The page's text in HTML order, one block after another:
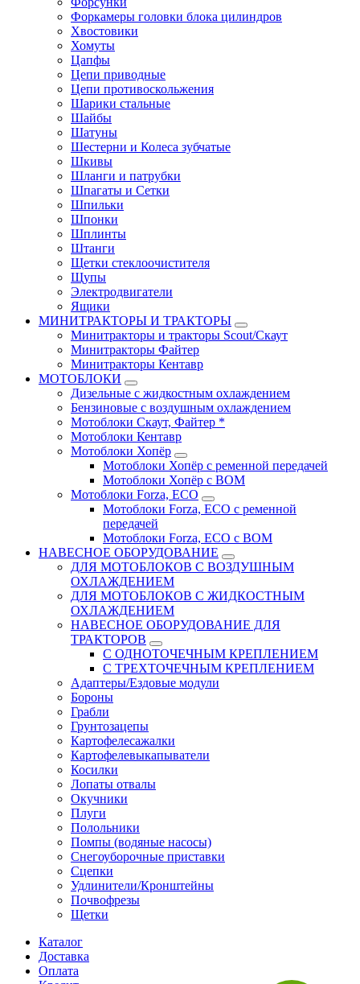
Форкамеры головки блока цилиндров
Хвостовики
Хомуты
Цапфы
Цепи приводные
Цепи противоскольжения
Шарики стальные
Шайбы
Шатуны
Шестерни и Колеса зубчатые
Шкивы
Шланги и патрубки
Шпагаты и Сетки
Шпильки
Шпонки
Шплинты
Штанги
Щетки стеклоочистителя
Щупы
Электродвигатели
Ящики
МИНИТРАКТОРЫ И ТРАКТОРЫ
Минитракторы и тракторы Scout/Скаут
Минитракторы Файтер
Минитракторы Кентавр
МОТОБЛОКИ
Дизельные с жидкостным охлаждением
Бензиновые с воздушным охлаждением
Мотоблоки Скаут, Файтер *
Мотоблоки Кентавр
Мотоблоки Хопёр
Мотоблоки Хопёр с ременной передачей
Мотоблоки Хопёр с ВОМ
Мотоблоки Forza, ECO
Мотоблоки Forza, ЕСО с ременной
передачей
Мотоблоки Forza, ЕСО с ВОМ
НАВЕСНОЕ ОБОРУДОВАНИЕ
ДЛЯ МОТОБЛОКОВ С ВОЗДУШНЫМ
ОХЛАЖДЕНИЕМ
ДЛЯ МОТОБЛОКОВ С ЖИДКОСТНЫМ
ОХЛАЖДЕНИЕМ
НАВЕСНОЕ ОБОРУДОВАНИЕ ДЛЯ
ТРАКТОРОВ
С ОДНОТОЧЕЧНЫМ КРЕПЛЕНИЕМ
С ТРЕХТОЧЕЧНЫМ КРЕПЛЕНИЕМ
Адаптеры/Ездовые модули
Бороны
Грабли
Грунтозацепы
Картофелесажалки
Картофелевыкапыватели
Косилки
Лопаты отвалы
Окучники
Плуги
Полольники
Помпы (водяные насосы)
Снегоуборочные приставки
Сцепки
Удлинители/Кронштейны
Почвофрезы
Щетки
Каталог
Доставка
Оплата